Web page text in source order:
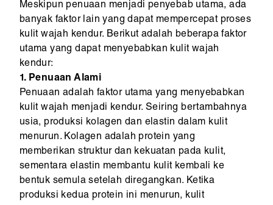
Meskipun penuaan menjadi penyebab utama, ada
banyak faktor lain yang dapat mempercepat proses
kulit wajah kendur. Berikut adalah beberapa faktor
utama yang dapat menyebabkan kulit wajah
kendur:
1. Penuaan Alami
Penuaan adalah faktor utama yang menyebabkan
kulit wajah menjadi kendur. Seiring bertambahnya
usia, produksi kolagen dan elastin dalam kulit
menurun. Kolagen adalah protein yang
memberikan struktur dan kekuatan pada kulit,
sementara elastin membantu kulit kembali ke
bentuk semula setelah diregangkan. Ketika
produksi kedua protein ini menurun, kulit